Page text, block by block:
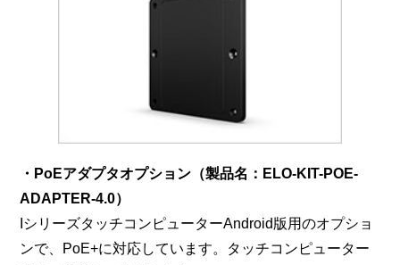
・PoEアダプタオプション（製品名：ELO-KIT-POE-
ADAPTER-4.0）
IシリーズタッチコンピューターAndroid版用のオプショ
ンで、PoE+に対応しています。タッチコンピューター